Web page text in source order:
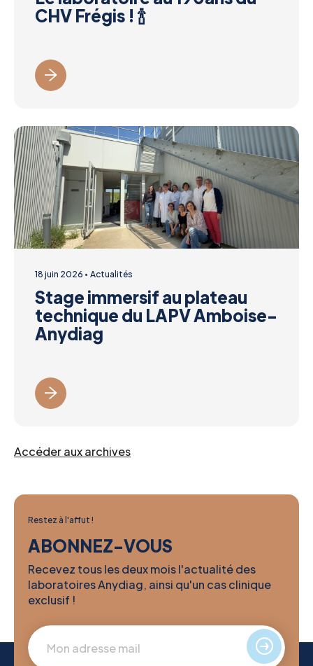
CHV Frégis ! 🍾
18 juin 2026 Actualités
Stage immersif au plateau
technique du LAPV Amboise-
Anydiag
Accéder aux archives
Restez à l'affut !
ABONNEZ-VOUS
Recevez tous les deux mois l'actualité des
laboratoires Anydiag, ainsi qu'un cas clinique
exclusif !